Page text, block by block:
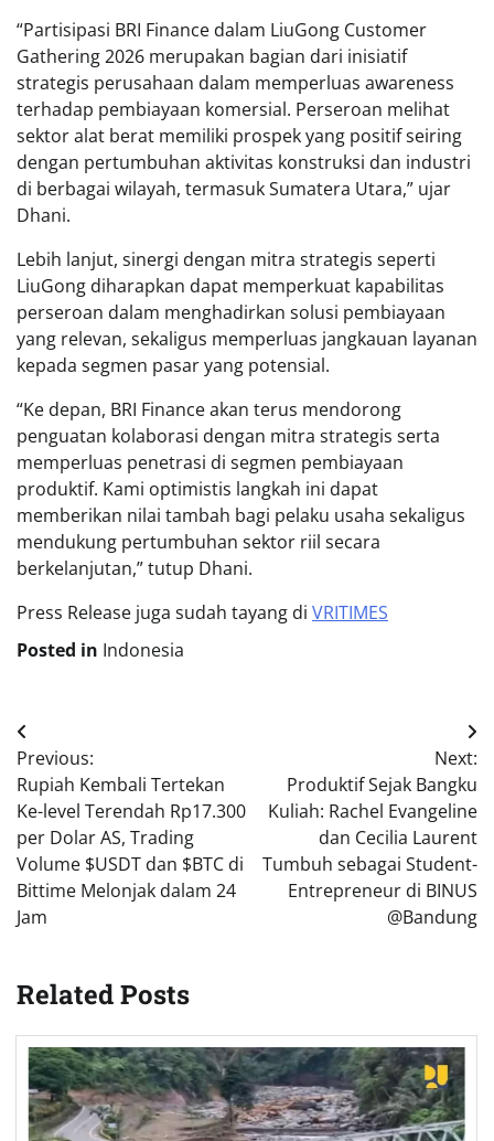
“Partisipasi BRI Finance dalam LiuGong Customer
Gathering 2026 merupakan bagian dari inisiatif
strategis perusahaan dalam memperluas awareness
terhadap pembiayaan komersial. Perseroan melihat
sektor alat berat memiliki prospek yang positif seiring
dengan pertumbuhan aktivitas konstruksi dan industri
di berbagai wilayah, termasuk Sumatera Utara,” ujar
Dhani.
Lebih lanjut, sinergi dengan mitra strategis seperti
LiuGong diharapkan dapat memperkuat kapabilitas
perseroan dalam menghadirkan solusi pembiayaan
yang relevan, sekaligus memperluas jangkauan layanan
kepada segmen pasar yang potensial.
“Ke depan, BRI Finance akan terus mendorong
penguatan kolaborasi dengan mitra strategis serta
memperluas penetrasi di segmen pembiayaan
produktif. Kami optimistis langkah ini dapat
memberikan nilai tambah bagi pelaku usaha sekaligus
mendukung pertumbuhan sektor riil secara
berkelanjutan,” tutup Dhani.
Press Release juga sudah tayang di VRITIMES
Posted in Indonesia
Post
navigation
Previous:
Rupiah Kembali Tertekan
Ke-level Terendah Rp17.300
per Dolar AS, Trading
Volume $USDT dan $BTC di
Bittime Melonjak dalam 24
Jam
Next:
Produktif Sejak Bangku
Kuliah: Rachel Evangeline
dan Cecilia Laurent
Tumbuh sebagai Student-
Entrepreneur di BINUS
@Bandung
Related Posts